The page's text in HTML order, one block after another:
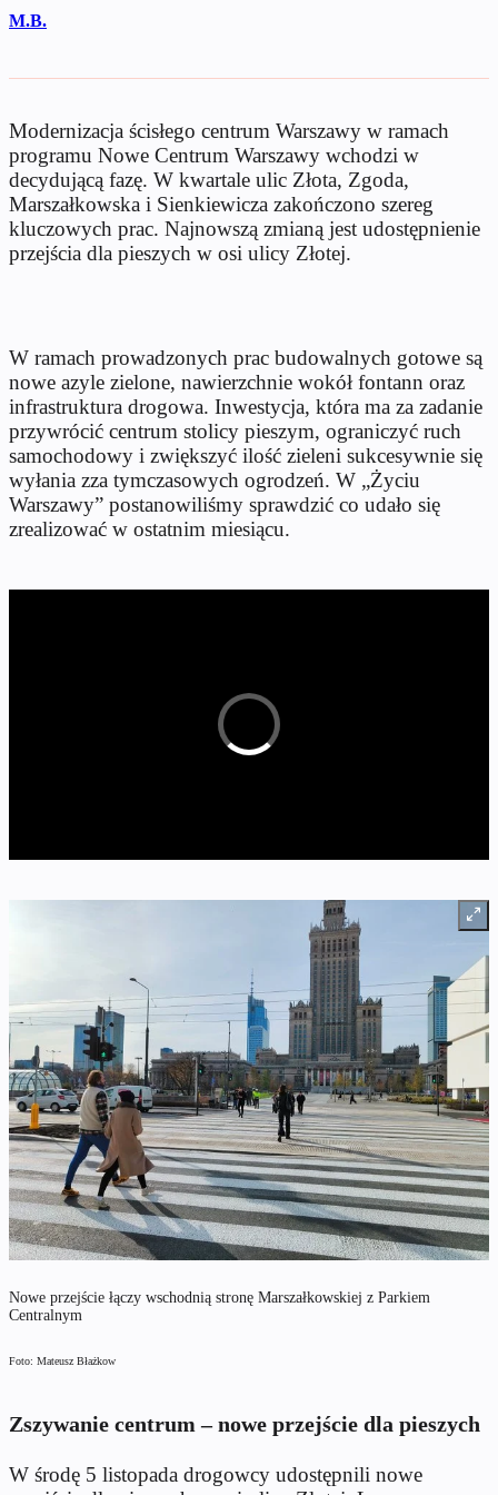
M.B.
Modernizacja ścisłego centrum Warszawy w ramach
programu Nowe Centrum Warszawy wchodzi w
decydującą fazę. W kwartale ulic Złota, Zgoda,
Marszałkowska i Sienkiewicza zakończono szereg
kluczowych prac. Najnowszą zmianą jest udostępnienie
przejścia dla pieszych w osi ulicy Złotej.
W ramach prowadzonych prac budowalnych gotowe są
nowe azyle zielone, nawierzchnie wokół fontann oraz
infrastruktura drogowa. Inwestycja, która ma za zadanie
przywrócić centrum stolicy pieszym, ograniczyć ruch
samochodowy i zwiększyć ilość zieleni sukcesywnie się
wyłania zza tymczasowych ogrodzeń. W „Życiu
Warszawy” postanowiliśmy sprawdzić co udało się
zrealizować w ostatnim miesiącu.
Nowe przejście łączy wschodnią stronę Marszałkowskiej z Parkiem
Centralnym
Foto: Mateusz Błażkow
Zszywanie centrum – nowe przejście dla pieszych
W środę 5 listopada drogowcy udostępnili nowe